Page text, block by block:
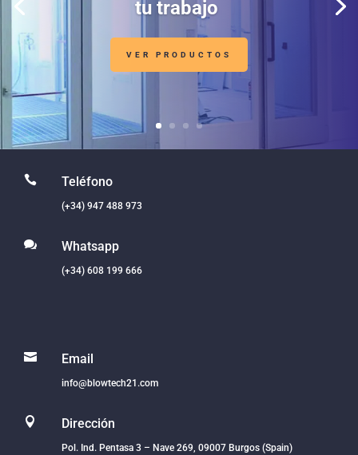
tu trabajo
VER PRODUCTOS
 Teléfono
(+34) 947 488 973
 Whatsapp
(+34) 608 199 666
 Email
info@blowtech21.com
 Dirección
Pol. Ind. Pentasa 3 – Nave 269, 09007 Burgos (Spain)